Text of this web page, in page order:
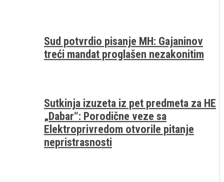
Sud potvrdio pisanje MH: Gajaninov
treći mandat proglašen nezakonitim
Sutkinja izuzeta iz pet predmeta za HE
„Dabar“: Porodične veze sa
Elektroprivredom otvorile pitanje
nepristrasnosti